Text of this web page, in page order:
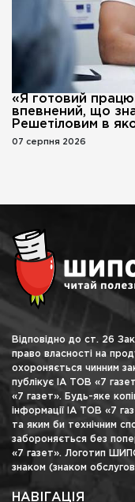
«Я готовий
впевнений, що
Решетіловим в
07 серпня 2026
Відповідно до ст. 26
право власності на
охороняється чинним
публікує ІА ТОВ «7
«7 газет». Будь-яке
інформації ІА ТОВ «7
та яким би технічним
забороняється без
«7 газет». Логотип
знаком (знаком
НАВІГАЦІЯ